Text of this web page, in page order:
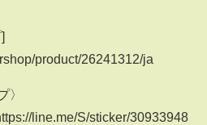
product/26241312/ja
〉
line.me/S/sticker/30933948